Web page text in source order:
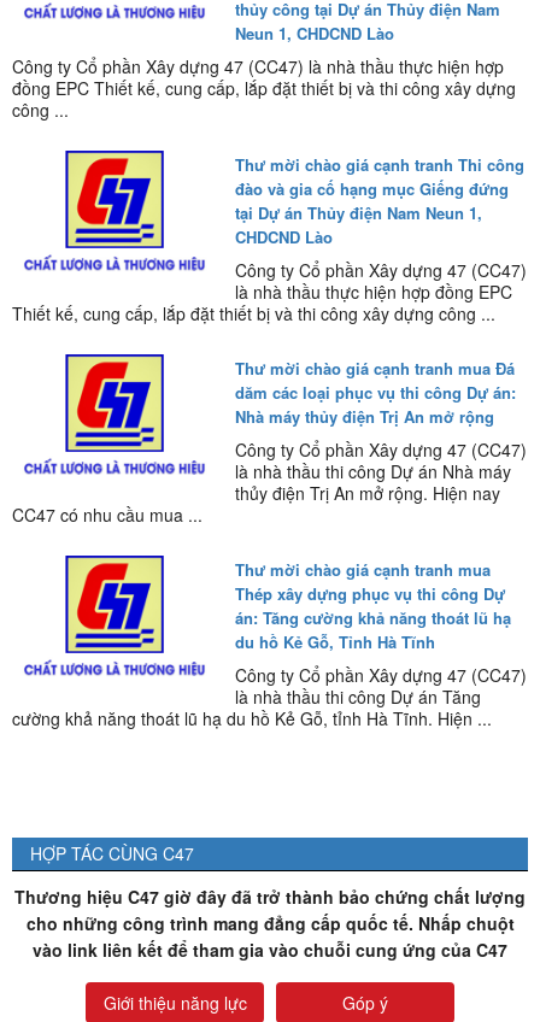
thủy công tại Dự án Thủy điện Nam
Neun 1, CHDCND Lào
Công ty Cổ phần Xây dựng 47 (CC47) là nhà thầu thực hiện hợp
đồng EPC Thiết kế, cung cấp, lắp đặt thiết bị và thi công xây dựng
công ...
Thư mời chào giá cạnh tranh Thi công
đào và gia cố hạng mục Giếng đứng
tại Dự án Thủy điện Nam Neun 1,
CHDCND Lào
Công ty Cổ phần Xây dựng 47 (CC47)
là nhà thầu thực hiện hợp đồng EPC
Thiết kế, cung cấp, lắp đặt thiết bị và thi công xây dựng công ...
Thư mời chào giá cạnh tranh mua Đá
dăm các loại phục vụ thi công Dự án:
Nhà máy thủy điện Trị An mở rộng
Công ty Cổ phần Xây dựng 47 (CC47)
là nhà thầu thi công Dự án Nhà máy
thủy điện Trị An mở rộng. Hiện nay
CC47 có nhu cầu mua ...
Thư mời chào giá cạnh tranh mua
Thép xây dựng phục vụ thi công Dự
án: Tăng cường khả năng thoát lũ hạ
du hồ Kẻ Gỗ, Tỉnh Hà Tĩnh
Công ty Cổ phần Xây dựng 47 (CC47)
là nhà thầu thi công Dự án Tăng
cường khả năng thoát lũ hạ du hồ Kẻ Gỗ, tỉnh Hà Tĩnh. Hiện ...
HỢP TÁC CÙNG C47
Thương hiệu C47 giờ đây đã trở thành bảo chứng chất lượng
cho những công trình mang đẳng cấp quốc tế. Nhấp chuột
vào link liên kết để tham gia vào chuỗi cung ứng của C47
Giới thiệu năng lực Góp ý